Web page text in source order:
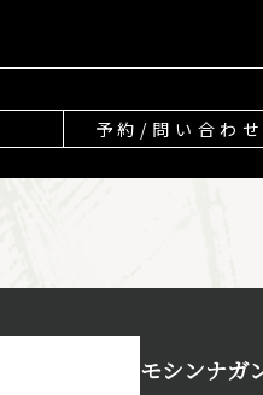
予約/問い合わせ
モシンナガ